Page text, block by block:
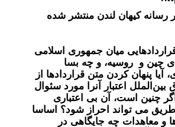
در رسانه کیهان لندن منتشر شده
قراردادهایی میان جمهوری اسلامی
چین و روسیه، و چه بسا
پنهان کردن متن قراردادها از
اعتبار آنرا مورد سئوال
چنین است، آن بی اعتباری
می تواند احراز شود؟ اساسا
و معاهدات چه جایگاهی در